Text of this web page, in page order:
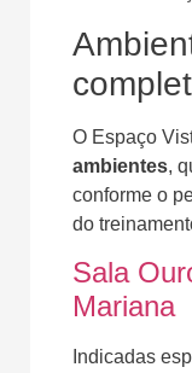
O Espaço
ambientes,
conforme o
do
Sala
Mariana
Indicadas